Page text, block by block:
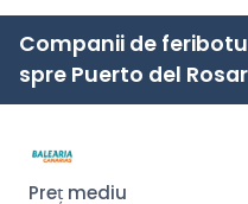
Companii de
spre Puerto del